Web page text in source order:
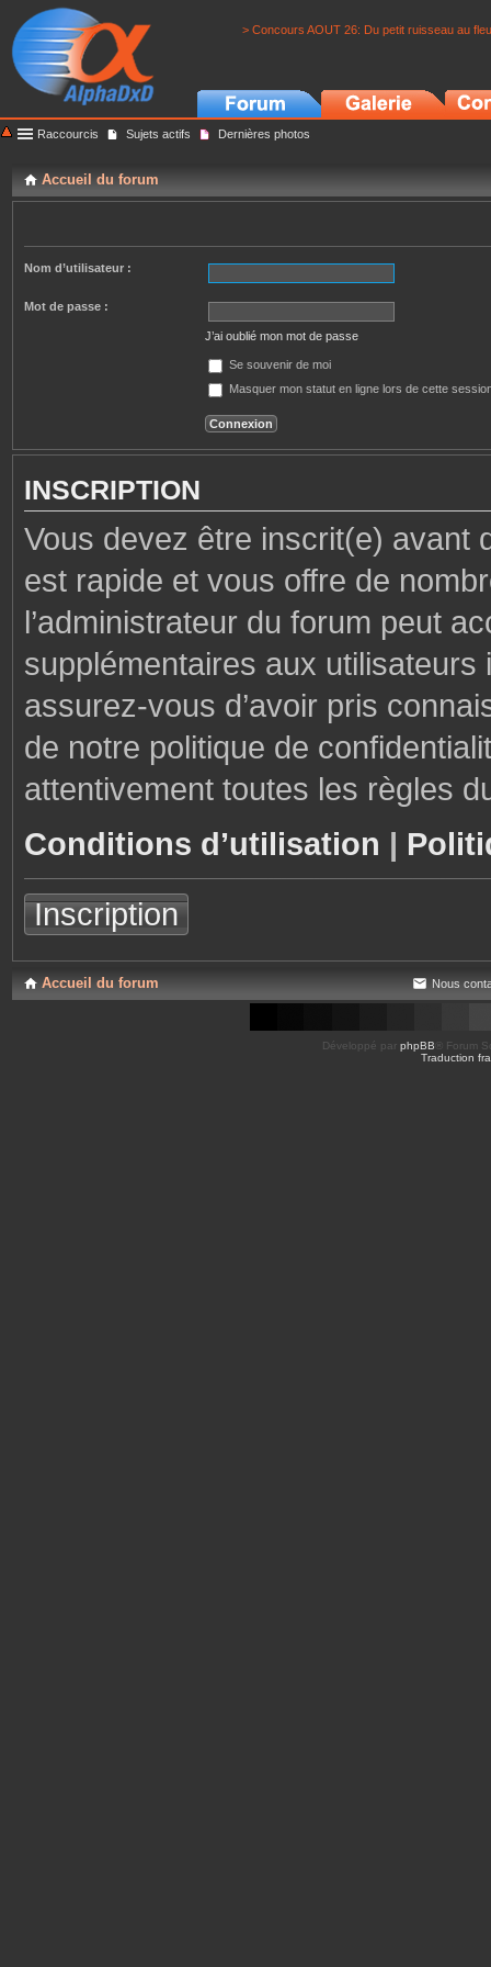
> Concours AOUT 26: Du petit ruisseau au
Raccourcis Sujets actifs Dernières photos
Accueil du forum
Nom d’utilisateur :
Mot de passe :
J’ai oublié mon mot de passe
Se souvenir de moi
Masquer mon statut en ligne lors de cette
INSCRIPTION
Vous devez être inscrit(e) avant
est rapide et vous offre de
l’administrateur du forum peut
supplémentaires aux
assurez-vous d’avoir pris
de notre politique de
attentivement toutes les règles
Conditions d’utilisation |
Inscription
Accueil du forum Nous
Développé par phpBB ® Forum
Traduction